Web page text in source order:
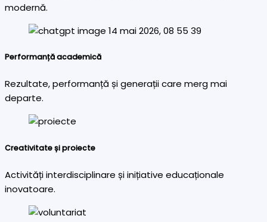
modernă.
Performanță academică
Rezultate, performanță și generații care merg mai
departe.
Creativitate și proiecte
Activități interdisciplinare și inițiative educaționale
inovatoare.